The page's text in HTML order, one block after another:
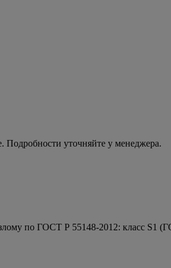
Подробности уточняйте у менеджера.
по ГОСТ Р 55148-2012: класс S1